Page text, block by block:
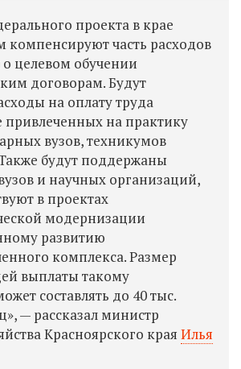
проекта в крае
компенсируют часть расходов
целевом обучении
договорам. Будут
на оплату труда
на практику
вузов, техникумов
будут поддержаны
и научных организаций,
в проектах
модернизации
развитию
комплекса. Размер
выплаты такому
составлять до 40 тыс.
— рассказал министр
Красноярского края Илья